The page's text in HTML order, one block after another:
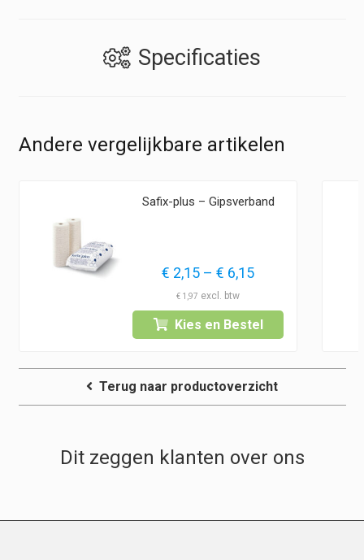
Specificaties
Andere vergelijkbare artikelen
Safix-plus – Gipsverband
€ 2,15 – € 6,15Prijsklasse:
tot
€ 6,15
€ 1,97
Kies en Bestel
Terug naar productoverzicht
Dit zeggen klanten over ons